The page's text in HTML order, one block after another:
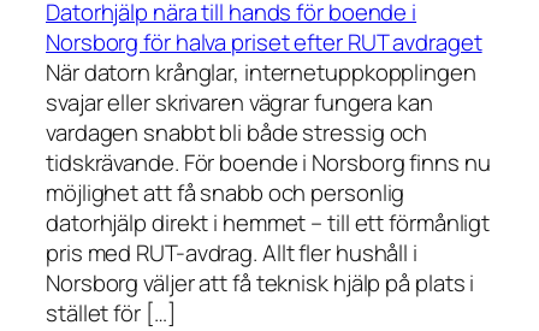
Datorhjälp nära till hands för boende i
Norsborg för halva priset efter RUT avdraget
När datorn krånglar, internetuppkopplingen
svajar eller skrivaren vägrar fungera kan
vardagen snabbt bli både stressig och
tidskrävande. För boende i Norsborg finns nu
möjlighet att få snabb och personlig
datorhjälp direkt i hemmet – till ett förmånligt
pris med RUT-avdrag. Allt fler hushåll i
Norsborg väljer att få teknisk hjälp på plats i
stället för […]